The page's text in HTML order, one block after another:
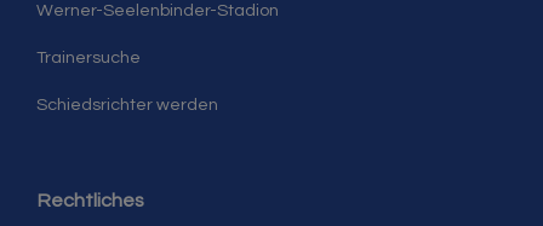
Werner-Seelenbinder-Stadion
Trainersuche
Schiedsrichter werden
Rechtliches